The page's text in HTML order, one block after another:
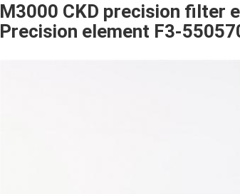
M3000 CKD precision filter
Precision element F3-